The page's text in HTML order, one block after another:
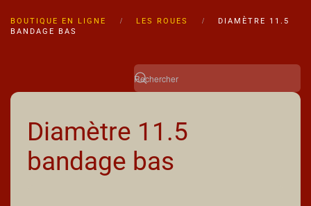
BOUTIQUE EN LIGNE LES ROUES
DIAMÈTRE 11.5
BANDAGE BAS
Diamètre 11.5
bandage bas